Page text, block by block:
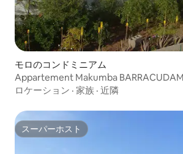
モロのコンドミニアム
Appartement Makumba
ロケーション · 家族 · 近隣
スーパーホスト
スーパーホスト